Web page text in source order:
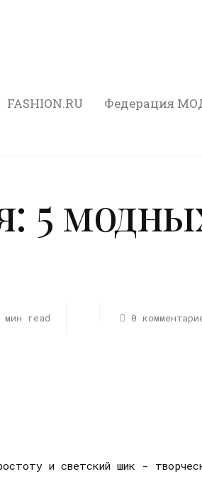
FASHION.RU Федерация
5
мин read 0
и светский шик -